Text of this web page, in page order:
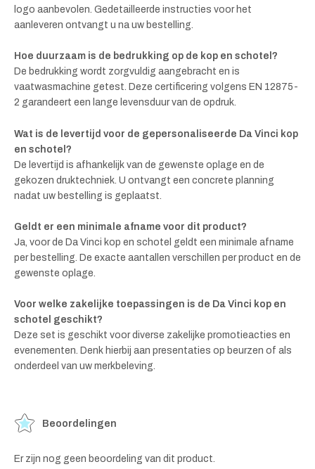
logo aanbevolen. Gedetailleerde instructies voor het
aanleveren ontvangt u na uw bestelling.
Hoe duurzaam is de bedrukking op de kop en schotel?
De bedrukking wordt zorgvuldig aangebracht en is
vaatwasmachine getest. Deze certificering volgens EN 12875-
2 garandeert een lange levensduur van de opdruk.
Wat is de levertijd voor de gepersonaliseerde Da Vinci kop
en schotel?
De levertijd is afhankelijk van de gewenste oplage en de
gekozen druktechniek. U ontvangt een concrete planning
nadat uw bestelling is geplaatst.
Geldt er een minimale afname voor dit product?
Ja, voor de Da Vinci kop en schotel geldt een minimale afname
per bestelling. De exacte aantallen verschillen per product en de
gewenste oplage.
Voor welke zakelijke toepassingen is de Da Vinci kop en
schotel geschikt?
Deze set is geschikt voor diverse zakelijke promotieacties en
evenementen. Denk hierbij aan presentaties op beurzen of als
onderdeel van uw merkbeleving.
Beoordelingen
Er zijn nog geen beoordeling van dit product.